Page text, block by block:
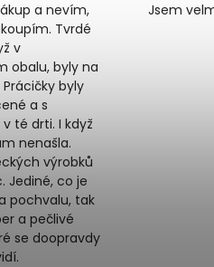
a nevím,
Tvrdé
v
obalu, byly na
byly
a s
té drti. I když
nenašla.
výrobků
Jediné, co je
pochvalu, tak
a pečlivé
se doopravdy
Jsem